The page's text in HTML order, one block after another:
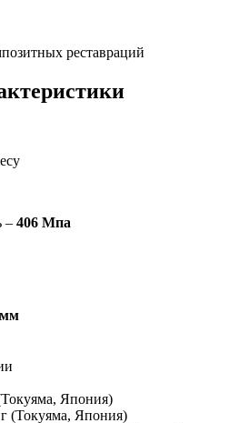
реставраций
– 406 Мпа
мм
Япония)